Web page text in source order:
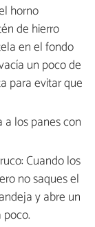
horno
de hierro
en el fondo
un poco de
para evitar que
los panes con
Cuando los
no saques el
y abre un